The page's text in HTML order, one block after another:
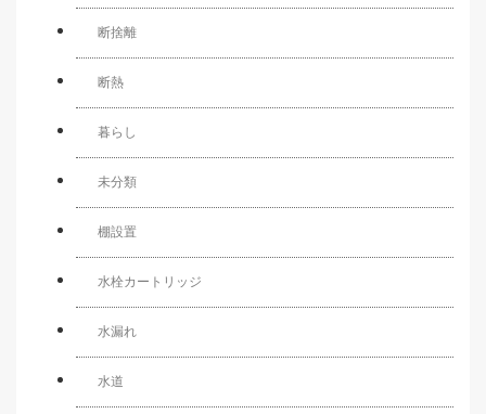
断捨離
断熱
暮らし
未分類
棚設置
水栓カートリッジ
水漏れ
水道